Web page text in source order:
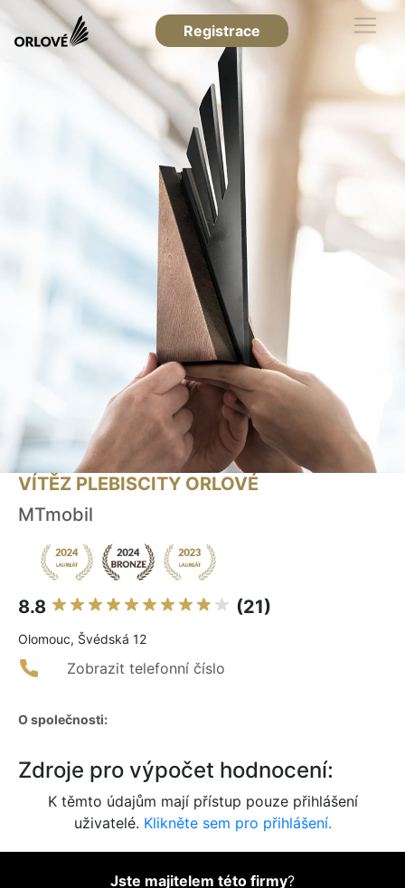
Registrace
VÍTĚZ PLEBISCITY ORLOVÉ
MTmobil
8.8 (21)
Olomouc, Švédská 12
Zobrazit telefonní číslo
O společnosti:
Zdroje pro výpočet hodnocení:
K těmto údajům mají přístup pouze přihlášení
uživatelé. Klikněte sem pro přihlášení.
Jste majitelem této firmy?